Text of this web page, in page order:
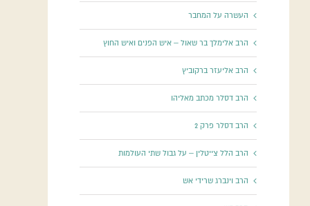
העשרה על המחבר
הרב אלימלך בר שאול – איש הפנים ואיש החוץ
הרב אליעזר ברקוביץ
הרב דסלר מכתב מאליהו
הרב דסלר פרק 2
הרב הלל צייטלין – על גבול שתי העולמות
הרב וינברג שרידי אש